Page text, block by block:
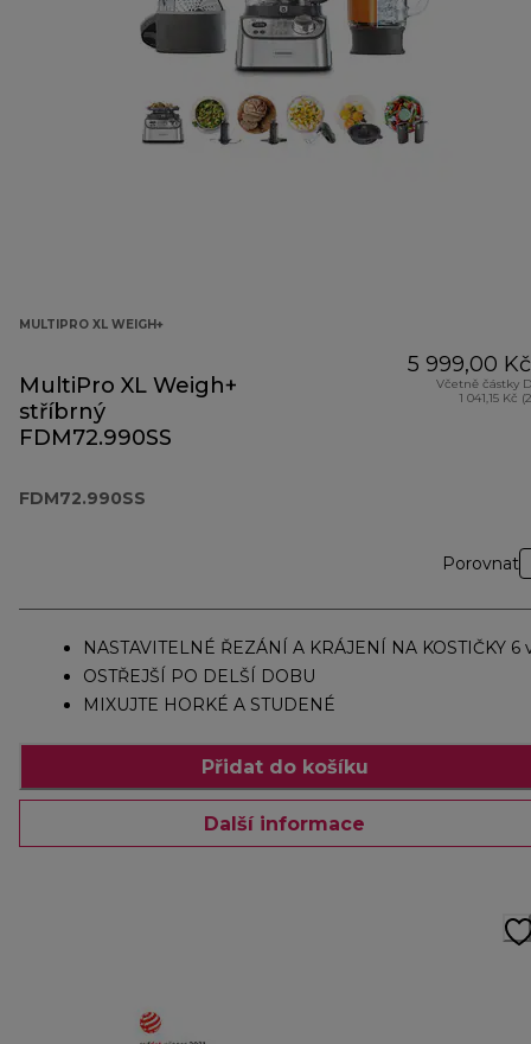
MULTIPRO XL WEIGH+
MultiPro XL Weigh+
stříbrný
FDM72.990SS
FDM72.990SS
5 999,00 Kč
Včetně částky
1 041,15 Kč
Porovnat
NASTAVITELNÉ ŘEZÁNÍ A KRÁJENÍ NA KOSTIČKY 6
OSTŘEJŠÍ PO DELŠÍ DOBU
MIXUJTE HORKÉ A STUDENÉ
Přidat do košíku
Další informace